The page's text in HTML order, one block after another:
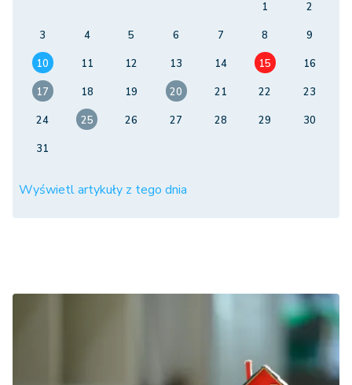
1
2
3
4 5 6 7 8
9
10
11 12 13 14 15
16
17
18 19 20 21 22
23
24
25 26 27 28 29
30
31
Wyświetl artykuły z tego dnia